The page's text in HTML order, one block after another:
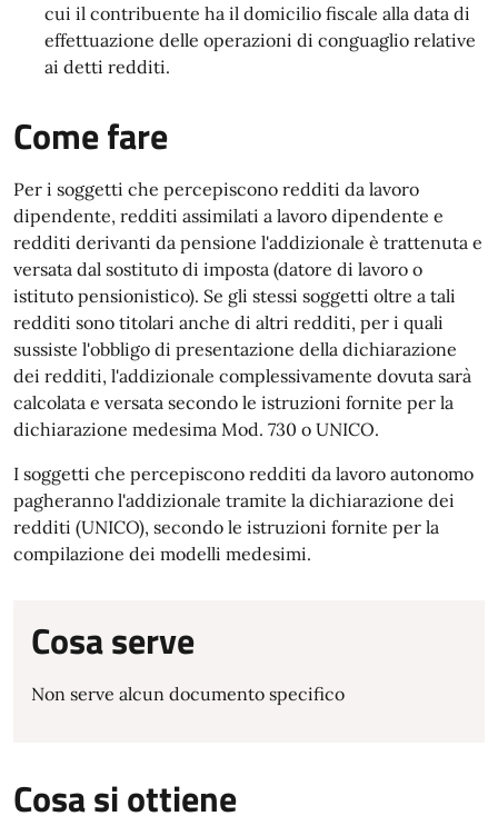
cui il contribuente ha il domicilio fiscale alla data di
effettuazione delle operazioni di conguaglio relative
ai detti redditi.
Come fare
Per i soggetti che percepiscono redditi da lavoro
dipendente, redditi assimilati a lavoro dipendente e
redditi derivanti da pensione l'addizionale è trattenuta e
versata dal sostituto di imposta (datore di lavoro o
istituto pensionistico). Se gli stessi soggetti oltre a tali
redditi sono titolari anche di altri redditi, per i quali
sussiste l'obbligo di presentazione della dichiarazione
dei redditi, l'addizionale complessivamente dovuta sarà
calcolata e versata secondo le istruzioni fornite per la
dichiarazione medesima Mod. 730 o UNICO.
I soggetti che percepiscono redditi da lavoro autonomo
pagheranno l'addizionale tramite la dichiarazione dei
redditi (UNICO), secondo le istruzioni fornite per la
compilazione dei modelli medesimi.
Cosa serve
Non serve alcun documento specifico
Cosa si ottiene